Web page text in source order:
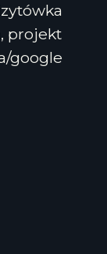
projekt
google